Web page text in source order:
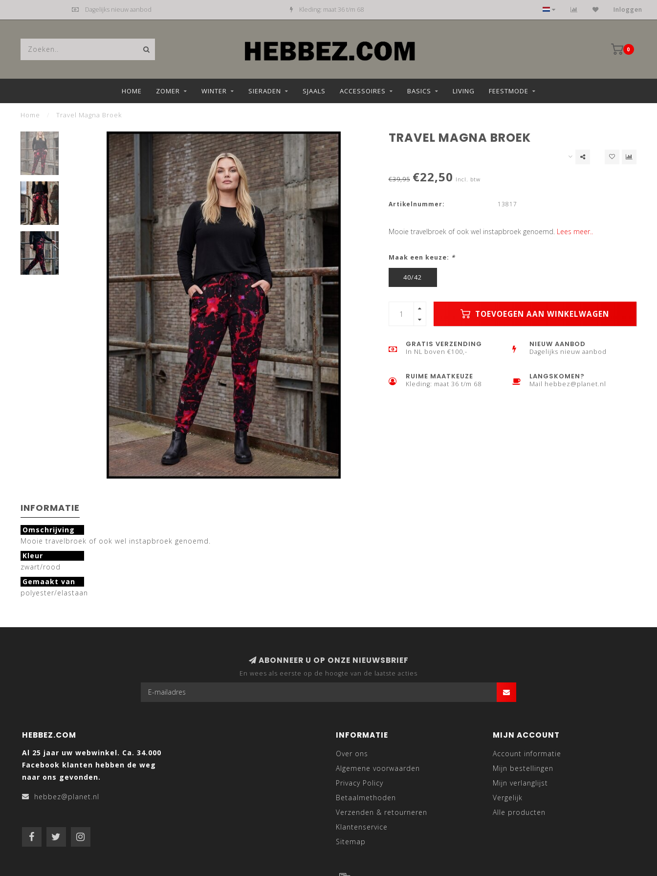
Dagelijks nieuw aanbod Kleding: maat 36 t/m 68 Inloggen
0
HOME ZOMER WINTER SIERADEN SJAALS ACCESSOIRES BASICS LIVING FEESTMODE
Home Travel Magna Broek
TRAVEL MAGNA BROEK
€39,95 €22,50 Incl. btw
Artikelnummer: 13817
Mooie travelbroek of ook wel instapbroek genoemd. Lees meer..
Maak een keuze: *
40/42
TOEVOEGEN AAN WINKELWAGEN
GRATIS VERZENDING
In NL boven €100,-
NIEUW AANBOD
Dagelijks nieuw aanbod
RUIME MAATKEUZE
Kleding: maat 36 t/m 68
LANGSKOMEN?
Mail hebbez@planet.nl
INFORMATIE
Omschrijving
Mooie travelbroek of ook wel instapbroek genoemd.
Kleur
zwart/rood
Gemaakt van
polyester/elastaan
ABONNEER U OP ONZE NIEUWSBRIEF
En wees als eerste op de hoogte van de laatste acties
HEBBEZ.COM
Al 25 jaar uw webwinkel. Ca. 34.000
Facebook klanten hebben de weg
naar ons gevonden.
hebbez@planet.nl
INFORMATIE
Over ons
Algemene voorwaarden
Privacy Policy
Betaalmethoden
Verzenden & retourneren
Klantenservice
Sitemap
MIJN ACCOUNT
Account informatie
Mijn bestellingen
Mijn verlanglijst
Vergelijk
Alle producten